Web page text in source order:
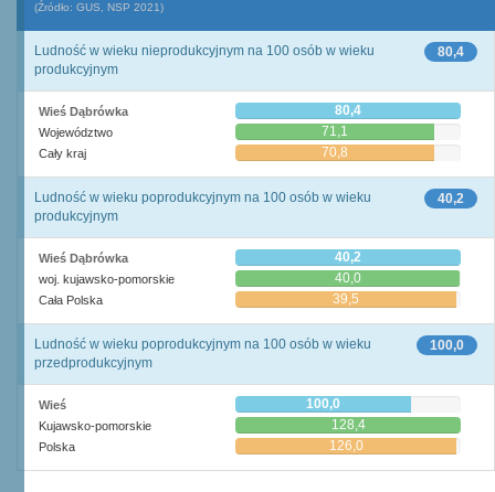
(Źródło: GUS, NSP 2021)
80,4
Ludność w wieku nieprodukcyjnym na 100 osób w wieku
produkcyjnym
Wieś Dąbrówka 80,4
Województwo 71,1
Cały kraj 70,8
40,2
Ludność w wieku poprodukcyjnym na 100 osób w wieku
produkcyjnym
Wieś Dąbrówka 40,2
woj. kujawsko-pomorskie 40,0
Cała Polska 39,5
100,0
Ludność w wieku poprodukcyjnym na 100 osób w wieku
przedprodukcyjnym
Wieś 100,0
Kujawsko-pomorskie 128,4
Polska 126,0